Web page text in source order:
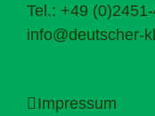
Tel.: +49
info@deutscher-
Impressum